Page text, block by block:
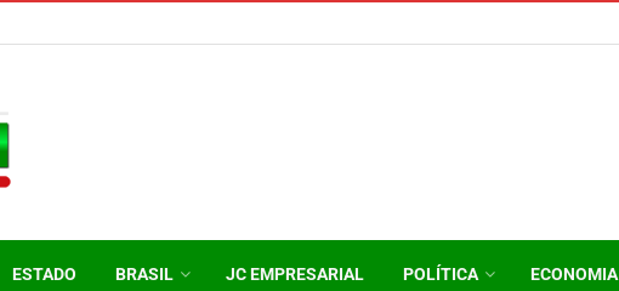
ESTADO BRASIL JC EMPRESARIAL POLÍTICA ECONOMIA